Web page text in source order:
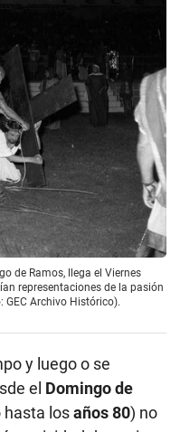
de Ramos, llega el Viernes
representaciones de la pasión
GEC Archivo Histórico).
y luego o se
el Domingo de
hasta losaños 80) no